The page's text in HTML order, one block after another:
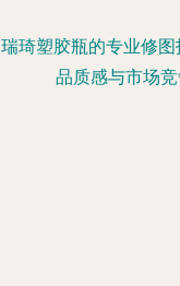
瑞琦塑胶瓶的专业修
品质感与市场